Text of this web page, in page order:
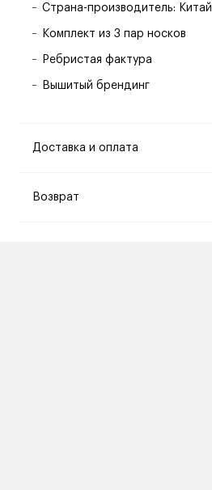
Страна-производитель: Китай
Комплект из 3 пар носков
Ребристая фактура
Вышитый брендинг
Доставка и оплата
Возврат